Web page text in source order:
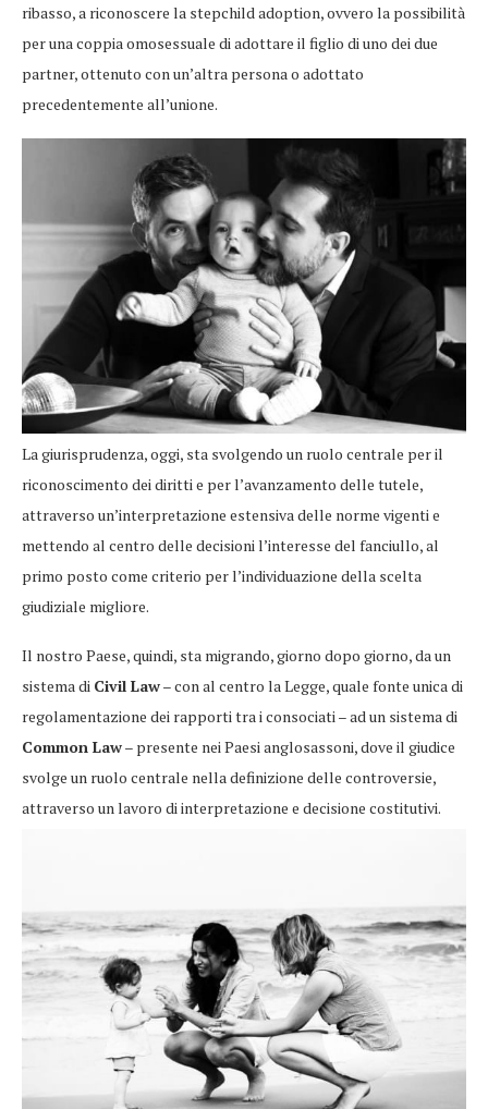
ribasso, a riconoscere la stepchild adoption, ovvero la possibilità
per una coppia omosessuale di adottare il figlio di uno dei due
partner, ottenuto con un’altra persona o adottato
precedentemente all’unione.
La giurisprudenza, oggi, sta svolgendo un ruolo centrale per il
riconoscimento dei diritti e per l’avanzamento delle tutele,
attraverso un’interpretazione estensiva delle norme vigenti e
mettendo al centro delle decisioni l’interesse del fanciullo, al
primo posto come criterio per l’individuazione della scelta
giudiziale migliore.
Il nostro Paese, quindi, sta migrando, giorno dopo giorno, da un
sistema di Civil Law– con al centro la Legge, quale fonte unica di
regolamentazione dei rapporti tra i consociati – ad un sistema di
Common Law– presente nei Paesi anglosassoni, dove il giudice
svolge un ruolo centrale nella definizione delle controversie,
attraverso un lavoro di interpretazione e decisione costitutivi.